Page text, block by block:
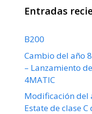
Entradas
B200
Cambio del año
– Lanzamiento
4MATIC
Modificación del
Estate de clase